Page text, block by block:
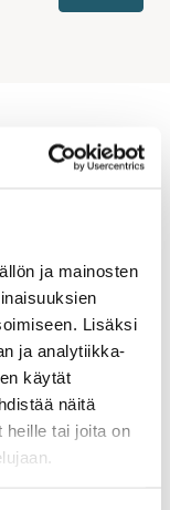
ja mainosten
Lisäksi
ja analytiikka-
käytät
näitä
heille tai joita on